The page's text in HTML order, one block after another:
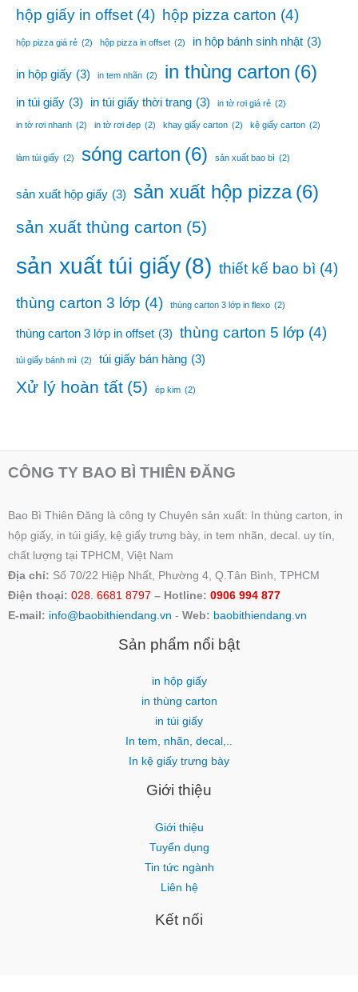
hộp giấy in offset (4) hộp pizza carton (4)
hộp pizza giá rẻ (2) hộp pizza in offset (2) in hộp bánh sinh nhật (3)
in hộp giấy (3) in tem nhãn (2) in thùng carton (6)
in túi giấy (3) in túi giấy thời trang (3) in tờ rơi giá rẻ (2)
in tờ rơi nhanh (2) in tờ rơi đẹp (2) khay giấy carton (2) kệ giấy carton (2)
làm túi giấy (2) sóng carton (6) sản xuất bao bì (2)
sản xuất hộp giấy (3) sản xuất hộp pizza (6)
sản xuất thùng carton (5)
sản xuất túi giấy(8) thiết kế bao bì (4)
thùng carton 3 lớp (4) thùng carton 3 lớp in flexo (2)
thùng carton 3 lớp in offset (3) thùng carton 5 lớp (4)
túi giấy bánh mì (2) túi giấy bán hàng (3)
Xử lý hoàn tất (5) ép kim (2)
CÔNG TY BAO BÌ THIÊN ĐĂNG
Bao Bì Thiên Đăng là công ty Chuyên sản xuất: In thùng carton, in
hộp giấy, in túi giấy, kệ giấy trưng bày, in tem nhãn, decal. uy tín,
chất lượng tại TPHCM, Việt Nam
Địa chỉ: Số 70/22 Hiệp Nhất, Phường 4, Q.Tân Bình, TPHCM
Điện thoại: 028. 6681 8797 – Hotline: 0906 994 877
E-mail: info@baobithiendang.vn - Web: baobithiendang.vn
Sản phẩm nổi bật
in hộp giấy
in thùng carton
in túi giấy
In tem, nhãn, decal,..
In kệ giấy trưng bày
Giới thiệu
Giới thiệu
Tuyển dụng
Tin tức ngành
Liên hệ
Kết nối